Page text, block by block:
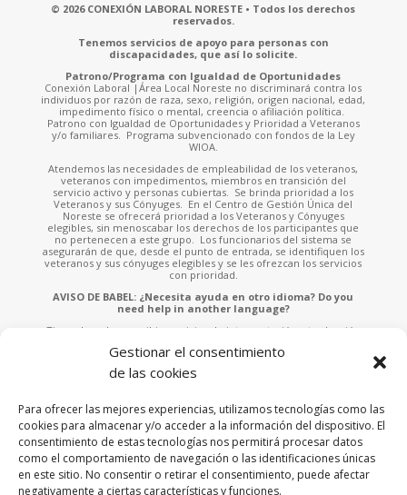
Gestionar el consentimiento
de las cookies
Para ofrecer las mejores experiencias, utilizamos tecnologías como las
cookies para almacenar y/o acceder a la información del dispositivo. El
consentimiento de estas tecnologías nos permitirá procesar datos
como el comportamiento de navegación o las identificaciones únicas
en este sitio. No consentir o retirar el consentimiento, puede afectar
negativamente a ciertas características y funciones.
© 2026 CONEXIÓN LABORAL NORESTE • Todos los derechos
reservados.
Tenemos servicios de apoyo para personas con
discapacidades, que así lo solicite.
Patrono/Programa con Igualdad de Oportunidades
Conexión Laboral |Área Local Noreste no discriminará contra los
individuos por razón de raza, sexo, religión, origen nacional, edad,
impedimento físico o mental, creencia o afiliación política.
Patrono con Igualdad de Oportunidades y Prioridad a Veteranos
y/o familiares. Programa subvencionado con fondos de la Ley
WIOA.
Atendemos las necesidades de empleabilidad de los veteranos,
veteranos con impedimentos, miembros en transición del
servicio activo y personas cubiertas. Se brinda prioridad a los
Veteranos y sus Cónyuges. En el Centro de Gestión Única del
Noreste se ofrecerá prioridad a los Veteranos y Cónyuges
elegibles, sin menoscabar los derechos de los participantes que
no pertenecen a este grupo. Los funcionarios del sistema se
asegurarán de que, desde el punto de entrada, se identifiquen los
veteranos y sus cónyuges elegibles y se les ofrezcan los servicios
con prioridad.
AVISO DE BABEL: ¿Necesita ayuda en otro idioma? Do you
need help in another language?
Tiene derecho a recibir servicios de interpretación y traducción
empleados o llame al 787-953-4700 x.902 e indíquenos el idioma
que habla para asistirle. You have the right to receive free
interpretation and translation services. Please ask any of our staff
Esta página fue financiada por una subvención otorgada por la
Administración de Empleo y Adiestramiento («ETA» por sus siglas
en inglés) del Departamento de Trabajo de los Estados Unidos. La
página fue creada por el recipiente de fondos y no
necesariamente refleja la posición oficial del Departamento de
Trabajo de los Estados Unidos. El Departamento de Trabajo no